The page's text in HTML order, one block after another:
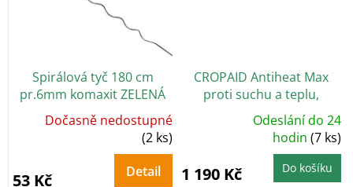
Spirálová tyč 180 cm
pr.6mm komaxit ZELENÁ
Dočasně nedostupné
(2 ks)
53 Kč Detail
CROPAID Antiheat Max
proti suchu a teplu,
přírodní biostimulant, 1 l
5,0
z
Odeslání do 24
hodin(7 ks)
1 190 Kč Do košíku